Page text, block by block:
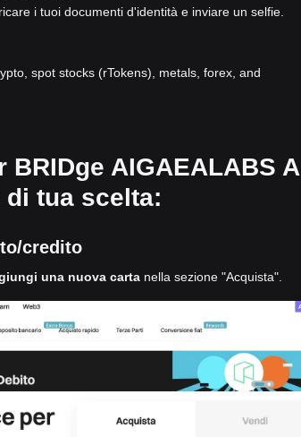
i tuoi documenti d'identità e inviare un selfie.
spot stocks (rTokens), metals, forex, and
AIGAEALABS
tua scelta:
credito
una nuova carta nella sezione "Acquista".